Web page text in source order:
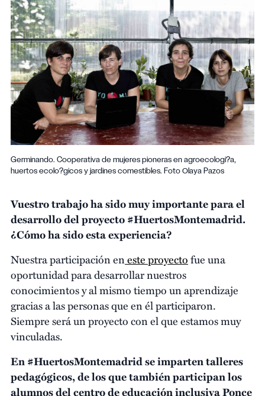
Germinando. Cooperativa de mujeres pioneras en agroecologi?a,
huertos ecolo?gicos y jardines comestibles. Foto Olaya Pazos
Vuestro trabajo ha sido muy importante para el
desarrollo del proyecto #HuertosMontemadrid.
¿Cómo ha sido esta experiencia?
Nuestra participación eneste proyectofue una
oportunidad para desarrollar nuestros
conocimientos y al mismo tiempo un aprendizaje
gracias a las personas que en él participaron.
Siempre será un proyecto con el que estamos muy
vinculadas.
En #HuertosMontemadrid se imparten talleres
pedagógicos, de los que también participan los
alumnos del centro de educación inclusiva Ponce